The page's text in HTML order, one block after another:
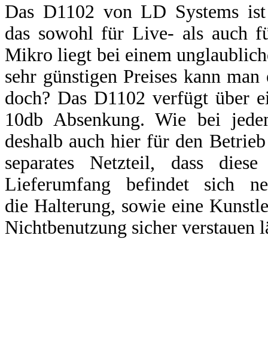
Das D1102 von LD Systems
das sowohl für Live- als auch
Mikro liegt bei einem
sehr günstigen Preises kann
doch? Das D1102 verfügt über
10db Absenkung. Wie bei
deshalb auch hier für den
separates Netzteil, dass
Lieferumfang befindet sich
die Halterung, sowie eine
Nichtbenutzung sicher verstauen